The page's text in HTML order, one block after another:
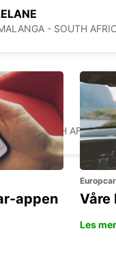
- SOUTH
- SOUTH AFRICA
appen Våre
Les